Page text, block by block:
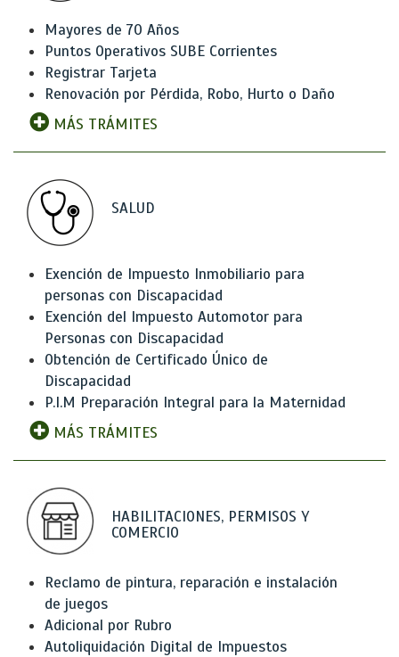
Mayores de 70 Años
Puntos Operativos SUBE Corrientes
Registrar Tarjeta
Renovación por Pérdida, Robo, Hurto o Daño
MÁS TRÁMITES
SALUD
Exención de Impuesto Inmobiliario para
personas con Discapacidad
Exención del Impuesto Automotor para
Personas con Discapacidad
Obtención de Certificado Único de
Discapacidad
P.I.M Preparación Integral para la Maternidad
MÁS TRÁMITES
HABILITACIONES, PERMISOS Y
COMERCIO
Reclamo de pintura, reparación e instalación
de juegos
Adicional por Rubro
Autoliquidación Digital de Impuestos